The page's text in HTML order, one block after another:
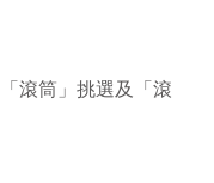
滾筒」挑選及「滾